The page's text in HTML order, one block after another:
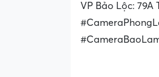
VP Bảo Lộc: 79A